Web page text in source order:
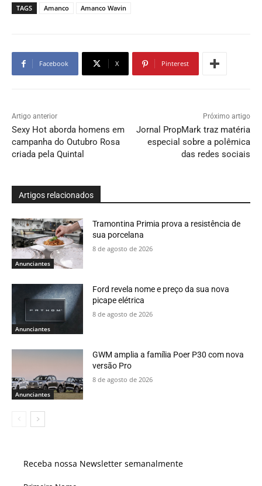
TAGS Amanco Amanco Wavin
Facebook X Pinterest
Artigo anterior
Sexy Hot aborda homens em
campanha do Outubro Rosa
criada pela Quintal
Próximo artigo
Jornal PropMark traz matéria
especial sobre a polêmica
das redes sociais
Artigos relacionados
Anunciantes
Tramontina Primia prova a resistência de
sua porcelana
8 de agosto de 2026
Anunciantes
Ford revela nome e preço da sua nova
picape elétrica
8 de agosto de 2026
Anunciantes
GWM amplia a família Poer P30 com nova
versão Pro
8 de agosto de 2026
Receba nossa Newsletter semanalmente